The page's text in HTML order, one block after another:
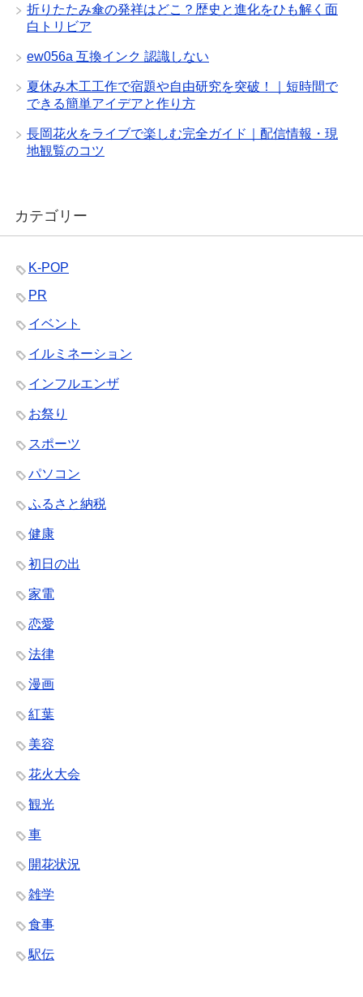
折りたたみ傘の発祥はどこ？歴史と進化をひも解く面
白トリビア
ew056a 互換インク 認識しない
夏休み木工工作で宿題や自由研究を突破！｜短時間で
できる簡単アイデアと作り方
長岡花火をライブで楽しむ完全ガイド｜配信情報・現
地観覧のコツ
カテゴリー
K-POP
PR
イベント
イルミネーション
インフルエンザ
お祭り
スポーツ
パソコン
ふるさと納税
健康
初日の出
家電
恋愛
法律
漫画
紅葉
美容
花火大会
観光
車
開花状況
雑学
食事
駅伝